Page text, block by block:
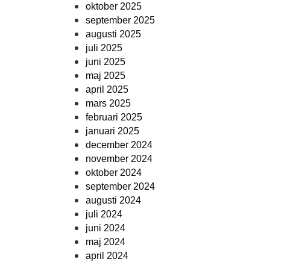
oktober 2025
september 2025
augusti 2025
juli 2025
juni 2025
maj 2025
april 2025
mars 2025
februari 2025
januari 2025
december 2024
november 2024
oktober 2024
september 2024
augusti 2024
juli 2024
juni 2024
maj 2024
april 2024